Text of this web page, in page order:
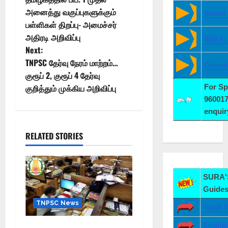
அனைத்து வகுப்புகளுக்கும்
பள்ளிகள் திறப்பு- அமைச்சர்
அதிரடி அறிவிப்பு
Next:
TNPSC தேர்வு நேரம் மாற்றம்…
குரூப் 2, குரூப் 4 தேர்வு
குறித்தும் முக்கிய அறிவிப்பு
RELATED STORIES
TNPSC News
Social
Will to
For
Tamil